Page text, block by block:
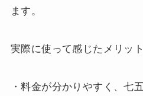
ます。
実際に使って感じたメリッ
・料金が分かりやすく、七